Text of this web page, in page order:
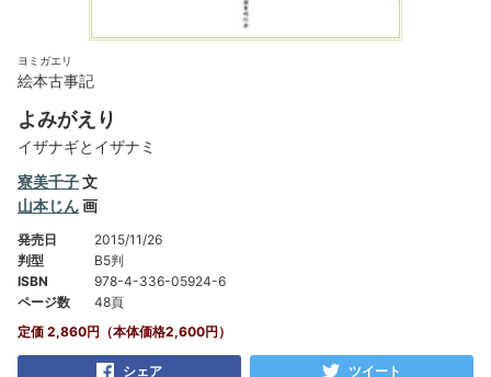
ヨミガエリ
絵本古事記
よみがえり
イザナギとイザナミ
寮美千子文
山本じん画
発売日
2015/11/26
判型
B5判
ISBN
978-4-336-05924-6
ページ数
48頁
定価 2,860円（本体価格2,600円）
シェア ツイート